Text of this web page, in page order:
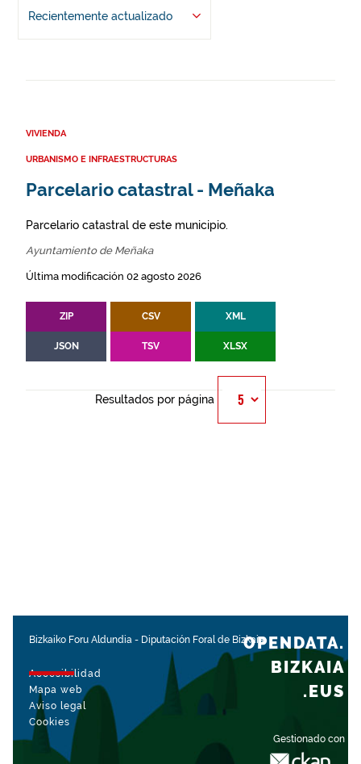
Recientemente actualizado
VIVIENDA
URBANISMO E INFRAESTRUCTURAS
Parcelario catastral - Meñaka
Parcelario catastral de este municipio.
Ayuntamiento de Meñaka
Última modificación 02 agosto 2026
ZIP CSV XML
JSON TSV XLSX
Resultados por página
Bizkaiko Foru Aldundia - Diputación Foral de Bizkaia
Accesibilidad
Mapa web
Aviso legal
Cookies
Gestionado con
OPENDATA.
BIZKAIA
.EUS